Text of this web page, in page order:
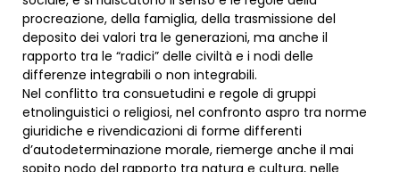
procreazione, della famiglia, della trasmissione del
deposito dei valori tra le generazioni, ma anche il
rapporto tra le “radici” delle civiltà e i nodi delle
differenze integrabili o non integrabili.
Nel conflitto tra consuetudini e regole di gruppi
etnolinguistici o religiosi, nel confronto aspro tra norme
giuridiche e rivendicazioni di forme differenti
d’autodeterminazione morale, riemerge anche il mai